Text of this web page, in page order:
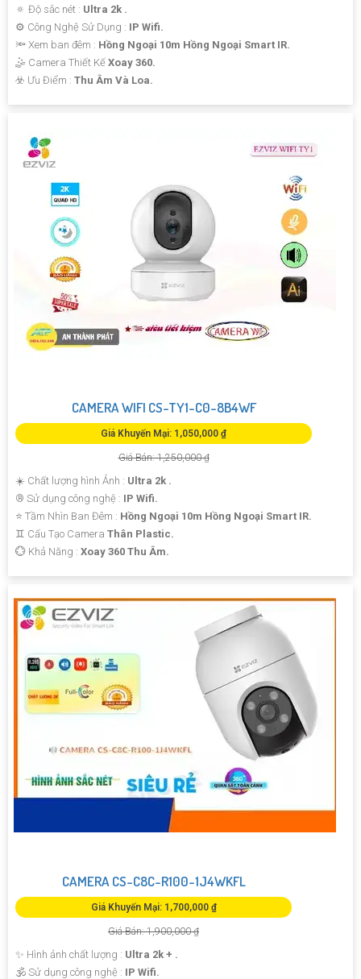
🔅 Độ sắc nét : Ultra 2k .
⚙ Công Nghệ Sử Dụng : IP Wifi.
🔦 Xem ban đêm : Hồng Ngoại 10m Hồng Ngoại Smart IR.
🤹 Camera Thiết Kế Xoay 360.
️☣️ Ưu Điểm : Thu Âm Và Loa.
CAMERA WIFI CS-TY1-C0-8B4WF
Giá Khuyến Mại: 1,050,000 ₫
Giá Bán: 1,250,000 ₫
☀️ Chất lượng hình Ảnh : Ultra 2k .
®️ Sử dụng công nghệ : IP Wifi.
⭐ Tầm Nhìn Ban Đêm : Hồng Ngoại 10m Hồng Ngoại Smart IR.
♊ Cấu Tạo Camera Thân Plastic.
️💮 Khả Năng : Xoay 360 Thu Âm.
CAMERA CS-C8C-R100-1J4WKFL
Giá Khuyến Mại: 1,700,000 ₫
Giá Bán: 1,900,000 ₫
✨ Hình ảnh chất lượng : Ultra 2k + .
🕉️ Sử dụng công nghệ : IP Wifi.